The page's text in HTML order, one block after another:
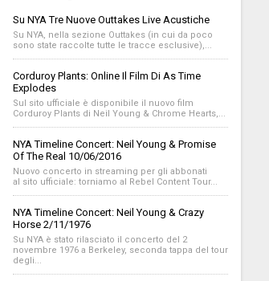
Su NYA Tre Nuove Outtakes Live Acustiche
Su NYA, nella sezione Outtakes (in cui da poco
sono state raccolte tutte le tracce esclusive),...
Corduroy Plants: Online Il Film Di As Time
Explodes
Sul sito ufficiale è disponibile il nuovo film
Corduroy Plants di Neil Young & Chrome Hearts,...
NYA Timeline Concert: Neil Young & Promise
Of The Real 10/06/2016
Nuovo concerto in streaming per gli abbonati
al sito ufficiale: torniamo al Rebel Content Tour...
NYA Timeline Concert: Neil Young & Crazy
Horse 2/11/1976
Su NYA è stato rilasciato il concerto del 2
novembre 1976 a Berkeley, seconda tappa del tour
degli...